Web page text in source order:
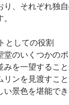
り、それぞれ独
としての役割
のいくつかのポ
みを一望するこ
リンを見渡すこ
景色を堪能でき